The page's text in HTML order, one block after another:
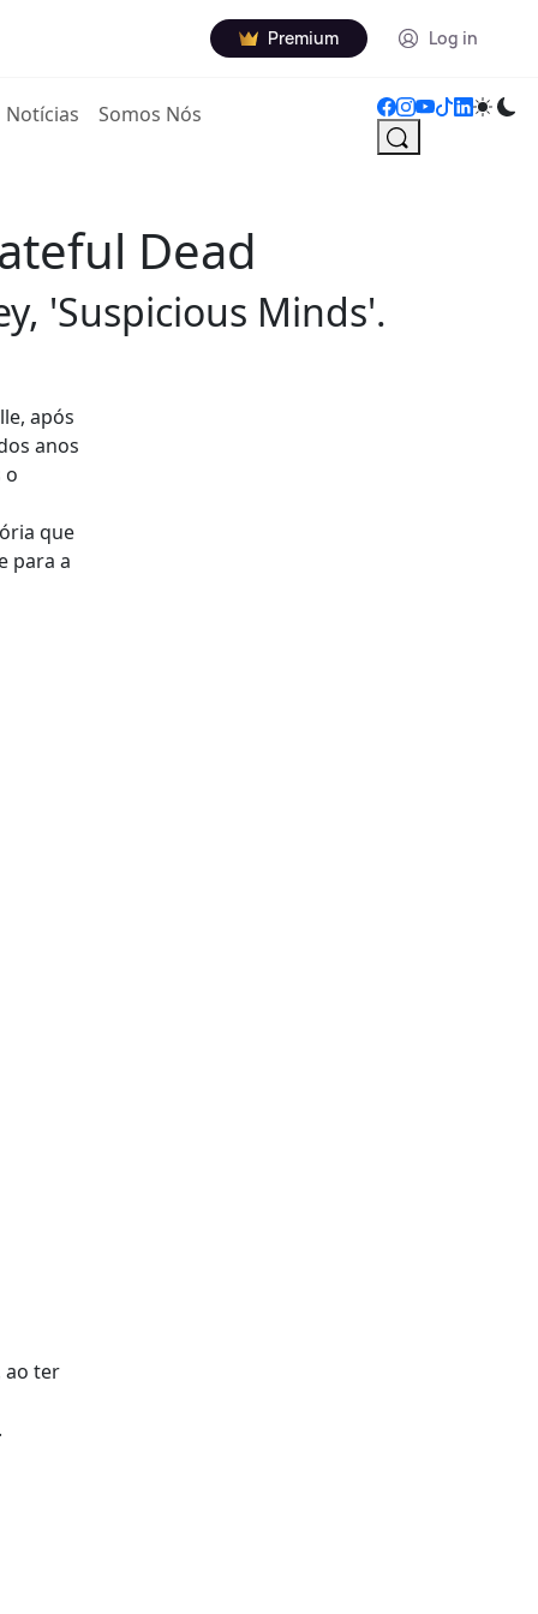
Premium Log in
Notícias Somos Nós
Dead
'Suspicious Minds'.
após
anos
o
que
para a
ao ter